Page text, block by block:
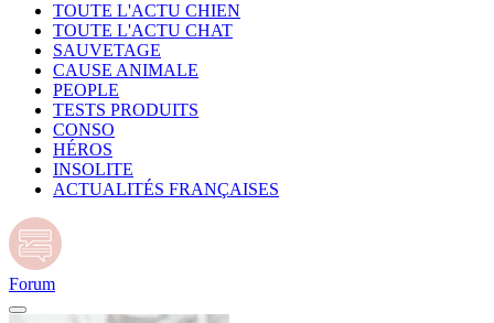
TOUTE L'ACTU CHIEN
TOUTE L'ACTU CHAT
SAUVETAGE
CAUSE ANIMALE
PEOPLE
TESTS PRODUITS
CONSO
HÉROS
INSOLITE
ACTUALITÉS FRANÇAISES
Forum